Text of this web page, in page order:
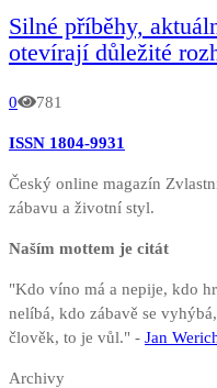
Silné příběhy,
otevírají důležité
0 781
ISSN 1804-9931
Český online magazín
zábavu a životní styl.
Naším mottem je citát
"Kdo víno má a nepije, kdo
nelíbá, kdo zábavě se
člověk, to je vůl." - Jan
Archivy